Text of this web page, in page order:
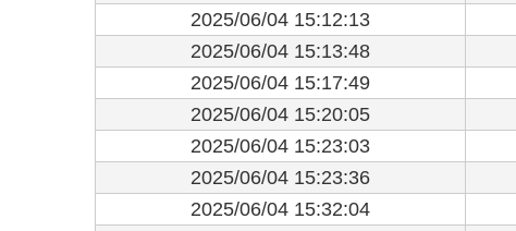
2025/06/04 15:12:13
2025/06/04 15:13:48
2025/06/04 15:17:49
2025/06/04 15:20:05
2025/06/04 15:23:03
2025/06/04 15:23:36
2025/06/04 15:32:04